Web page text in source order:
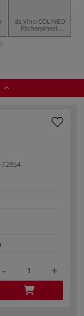
da Vinci COLINEO
Fächerpinsel,
Serie 421
72854
- +